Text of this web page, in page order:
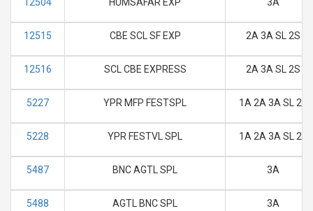
12515 CBE SCL SF EXP 2A 3A SL 2S
12516 SCL CBE EXPRESS 2A 3A SL 2S
5227 YPR MFP FESTSPL 1A 2A 3A SL 2S
5228 YPR FESTVL SPL 1A 2A 3A SL 2S
5487 BNC AGTL SPL 3A
5488 AGTL BNC SPL 3A